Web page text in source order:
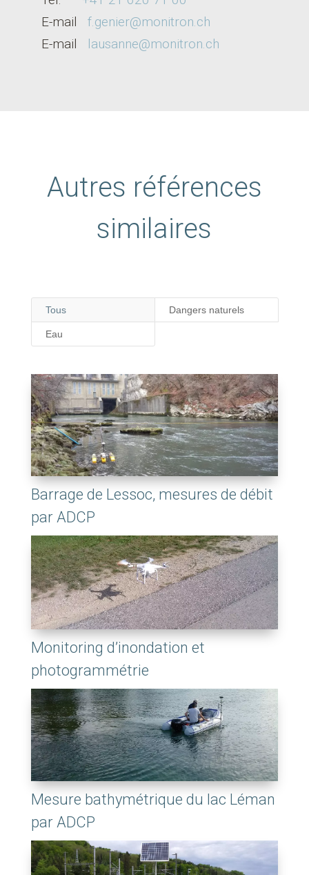
E-mail f.genier@monitron.ch
E-mail lausanne@monitron.ch
Autres références
similaires
Tous Dangers naturels
Eau
Barrage de Lessoc, mesures de débit
par ADCP
Monitoring d’inondation et
photogrammétrie
Mesure bathymétrique du lac Léman
par ADCP